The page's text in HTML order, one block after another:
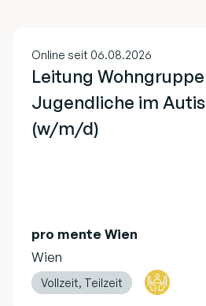
Online seit 06.08.2026
Leitung
Jugendliche im
(w/m/d)
pro mente Wien
Wien
Vollzeit, Teilzeit